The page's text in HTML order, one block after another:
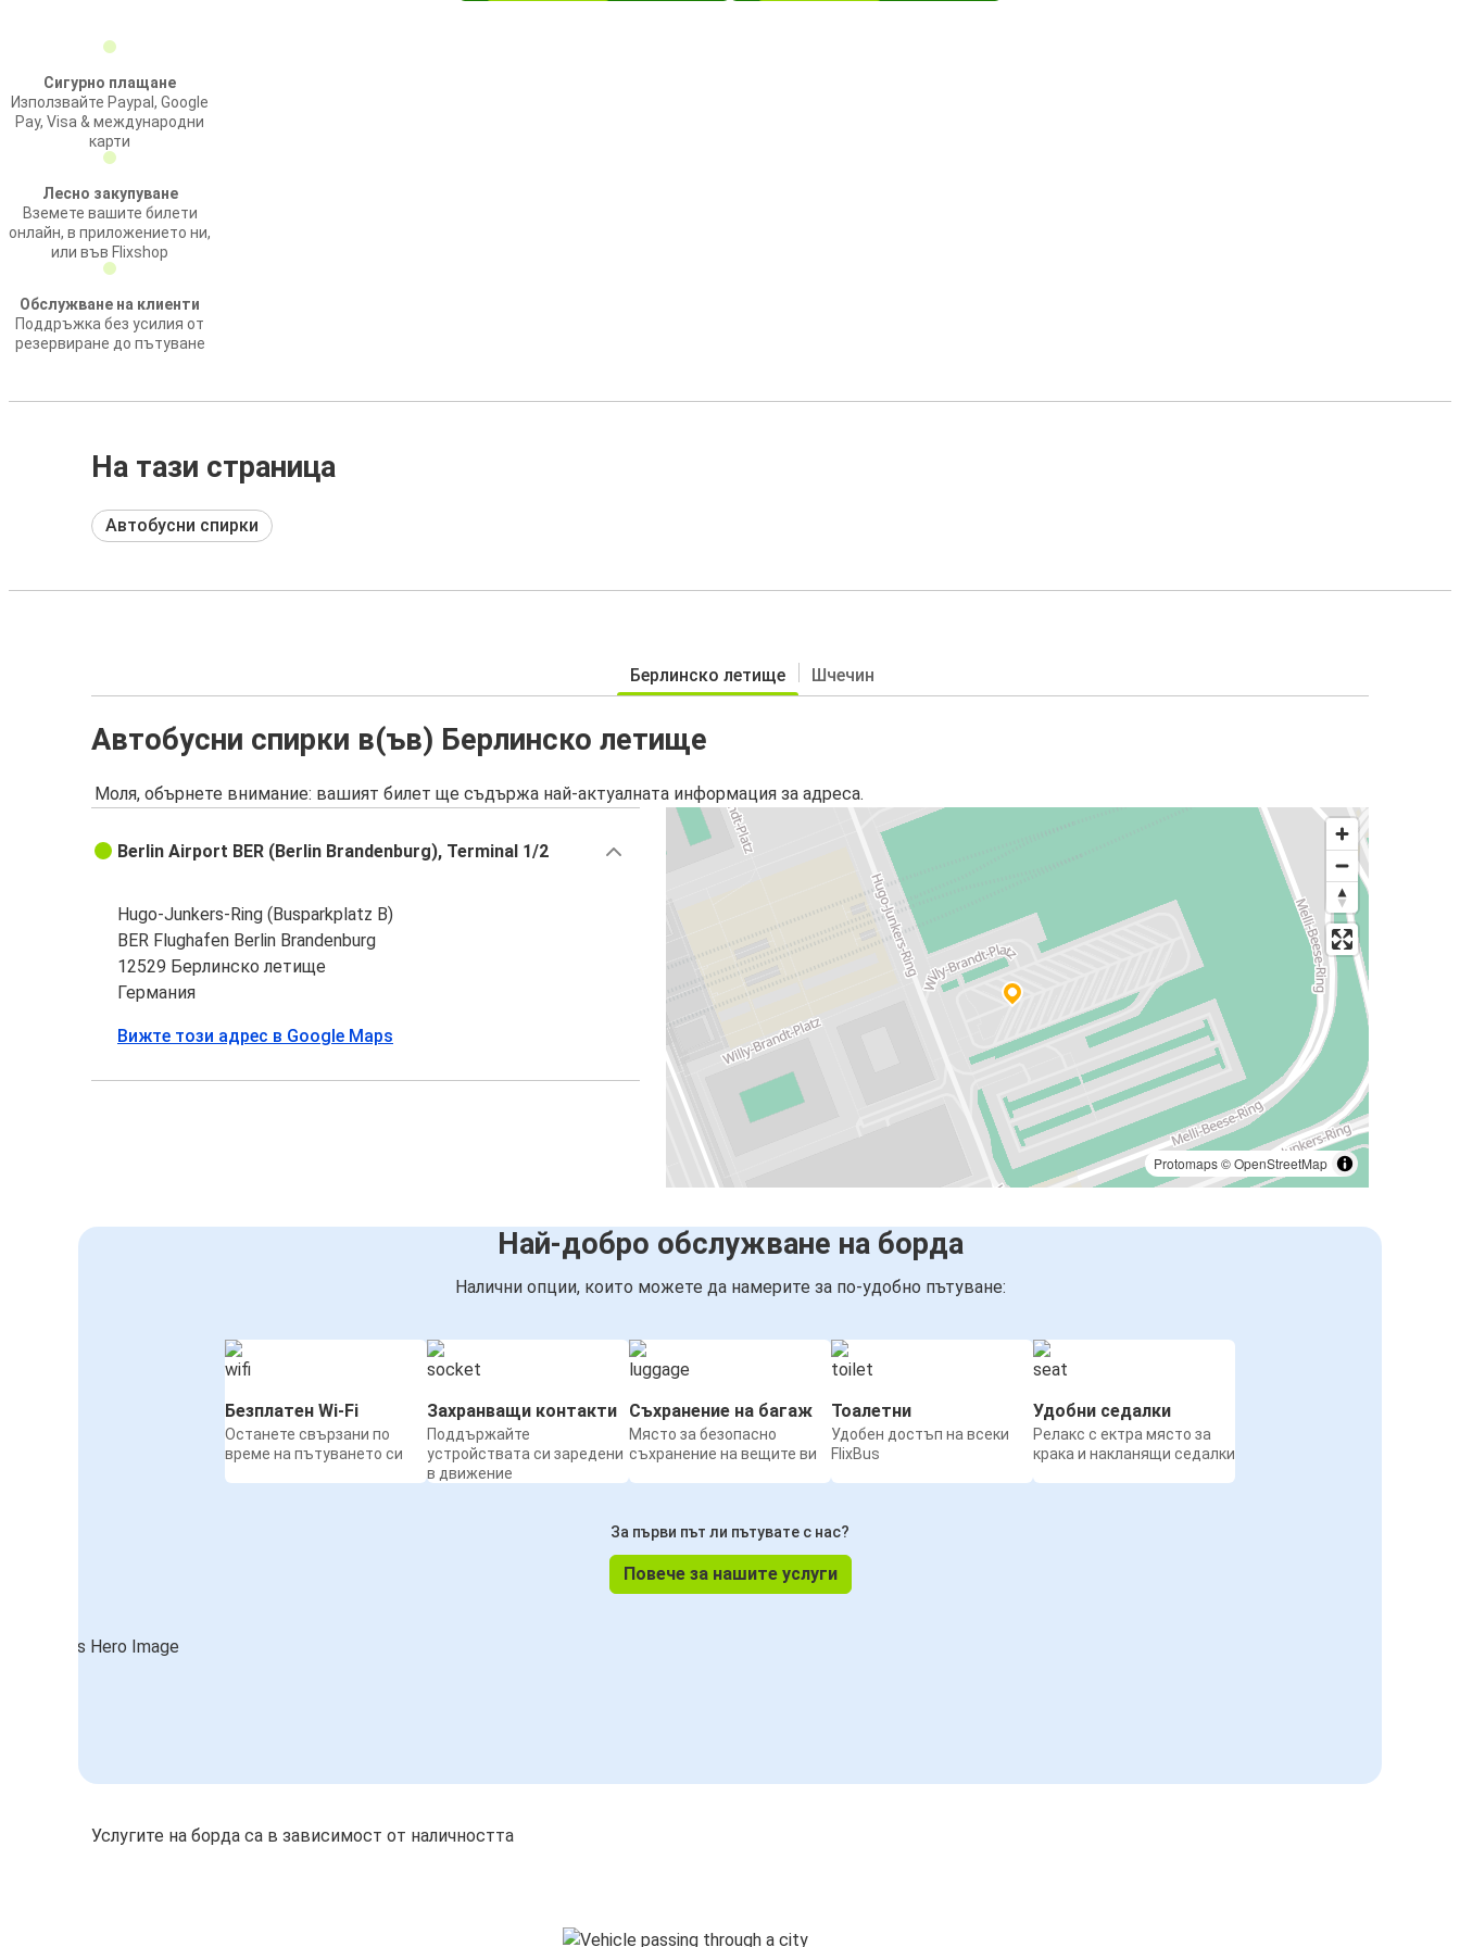
Сигурно плащане
Използвайте Paypal, Google
Pay, Visa & международни
карти
Лесно закупуване
Вземете вашите билети
онлайн, в приложението ни,
или във Flixshop
Обслужване на клиенти
Поддръжка без усилия от
резервиране до пътуване
На тази страница
Автобусни спирки
Берлинско летище Шчечин
Автобусни спирки в(ъв) Берлинско летище
Моля, обърнете внимание: вашият билет ще съдържа най-актуалната информация за адреса.
Protomaps©OpenStreetMap
Berlin Airport BER (Berlin Brandenburg), Terminal 1/2
Hugo-Junkers-Ring (Busparkplatz B)
BER Flughafen Berlin Brandenburg
12529 Берлинско летище
Германия
Вижте този адрес в Google Maps
Най-добро обслужване на борда
Налични опции, които можете да намерите за по-удобно пътуване:
Безплатен Wi-Fi
Останете свързани по
време на пътуването си
Захранващи контакти
Поддържайте
устройствата си заредени
в движение
Съхранение на багаж
Място за безопасно
съхранение на вещите ви
Тоалетни
Удобен достъп на всеки
FlixBus
Удобни седалки
Релакс с ектра място за
крака и накланящи седалки
За първи път ли пътувате с нас?
Повече за нашите услуги
Услугите на борда са в зависимост от наличността